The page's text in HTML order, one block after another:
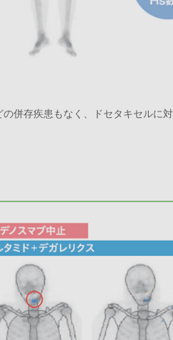
併存疾患もなく、ドセタキセルに